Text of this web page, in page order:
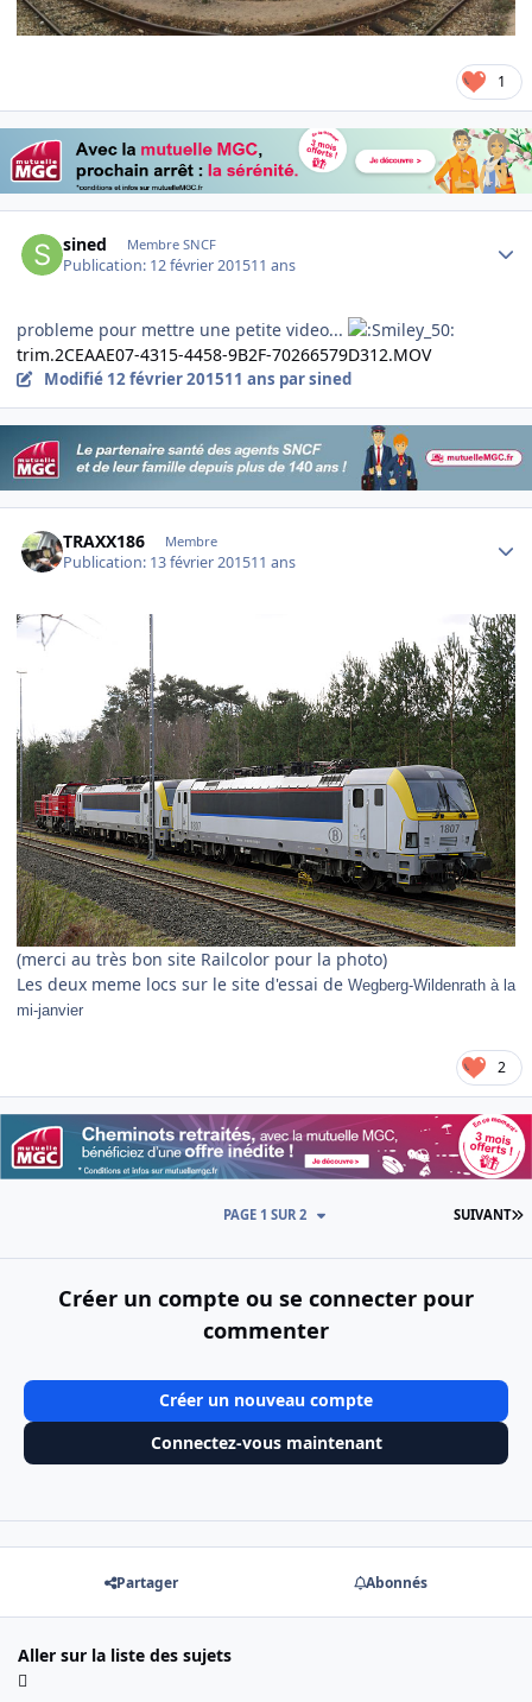
1
sined Membre SNCF
Publication: 12 février 201511 ans
probleme pour mettre une petite video...
trim.2CEAAE07-4315-4458-9B2F-70266579D312.MOV
Modifié 12 février 201511 ans par sined
TRAXX186 Membre
Publication: 13 février 201511 ans
(merci au très bon site Railcolor pour la photo)
Les deux meme locs sur le site d'essai de Wegberg-Wildenrath à la
mi-janvier
2
SUIVANT
PAGE 1 SUR 2
Créer un compte ou se connecter pour
commenter
Créer un nouveau compte
Connectez-vous maintenant
Partager Abonnés
Aller sur la liste des sujets